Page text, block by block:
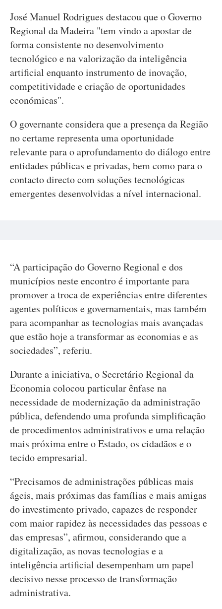
José Manuel Rodrigues destacou que o Governo
Regional da Madeira "tem vindo a apostar de
forma consistente no desenvolvimento
tecnológico e na valorização da inteligência
artificial enquanto instrumento de inovação,
competitividade e criação de oportunidades
económicas".
O governante considera que a presença da Região
no certame representa uma oportunidade
relevante para o aprofundamento do diálogo entre
entidades públicas e privadas, bem como para o
contacto directo com soluções tecnológicas
emergentes desenvolvidas a nível internacional.
“A participação do Governo Regional e dos
municípios neste encontro é importante para
promover a troca de experiências entre diferentes
agentes políticos e governamentais, mas também
para acompanhar as tecnologias mais avançadas
que estão hoje a transformar as economias e as
sociedades”, referiu.
Durante a iniciativa, o Secretário Regional da
Economia colocou particular ênfase na
necessidade de modernização da administração
pública, defendendo uma profunda simplificação
de procedimentos administrativos e uma relação
mais próxima entre o Estado, os cidadãos e o
tecido empresarial.
“Precisamos de administrações públicas mais
ágeis, mais próximas das famílias e mais amigas
do investimento privado, capazes de responder
com maior rapidez às necessidades das pessoas e
das empresas”, afirmou, considerando que a
digitalização, as novas tecnologias e a
inteligência artificial desempenham um papel
decisivo nesse processo de transformação
administrativa.